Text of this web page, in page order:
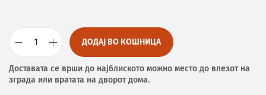
ДОДАЈ ВО КОШНИЦА
Доставата се врши до најблиското можно место до влезот на
зграда или вратата на дворот дома.